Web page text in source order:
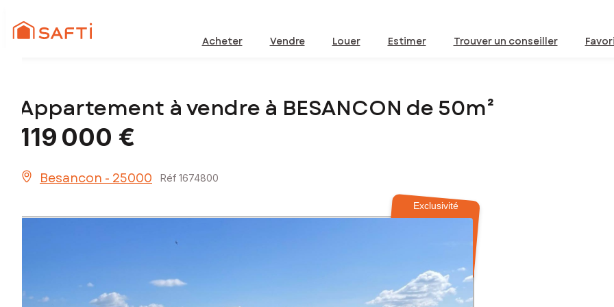
Acheter Vendre Louer Estimer Trouver un conseiller
Appartement à vendre à BESANCON de 50m²
119 000 €
Besancon - 25000 Réf 1674800
Exclusivité